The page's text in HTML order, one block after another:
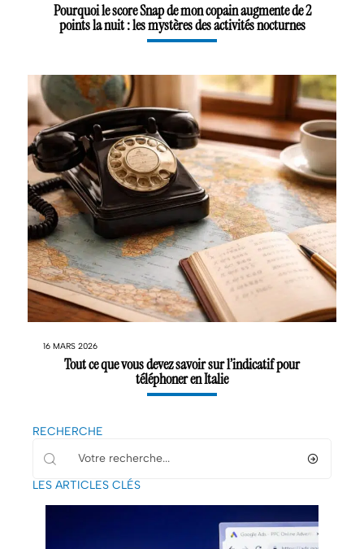
Pourquoi le score Snap de mon copain augmente de 2
points la nuit : les mystères des activités nocturnes
16 MARS 2026
Tout ce que vous devez savoir sur l’indicatif pour
téléphoner en Italie
RECHERCHE
LES ARTICLES CLÉS